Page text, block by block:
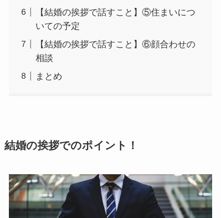
【結婚の挨拶で話すこと】⑤住まいにつ
いての予定
【結婚の挨拶で話すこと】⑥顔合わせの
相談
まとめ
結婚の挨拶でのポイント！